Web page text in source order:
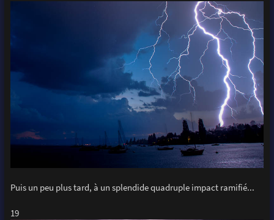
Puis un peu plus tard, à un splendide quadruple impact ramifié...
19